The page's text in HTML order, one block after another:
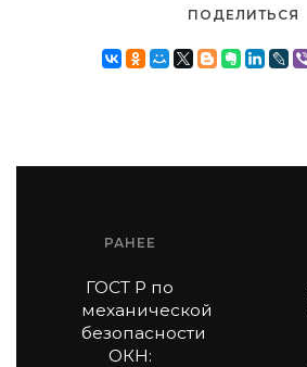
ПОДЕЛИТЬСЯ
РАНЕЕ
ГОСТ Р по
механической
безопасности
ОКН: